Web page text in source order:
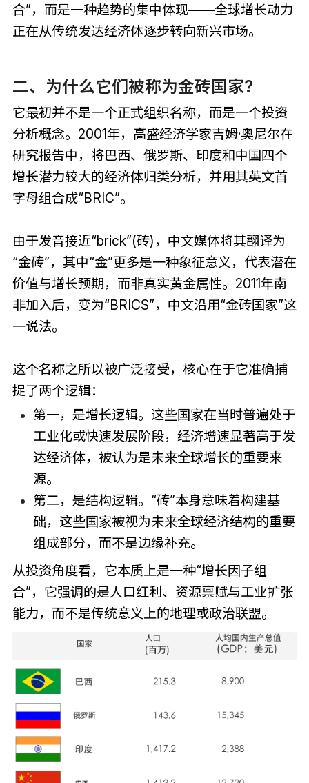
合”，而是一种趋势的集中体现——全球增长动力
正在从传统发达经济体逐步转向新兴市场。
二、为什么它们被称为金砖国家?
它最初并不是一个正式组织名称，而是一个投资
分析概念。2001年，高盛经济学家吉姆·奥尼尔在
研究报告中，将巴西、俄罗斯、印度和中国四个
增长潜力较大的经济体归类分析，并用其英文首
字母组合成“BRIC”。
由于发音接近“brick”(砖)，中文媒体将其翻译为
“金砖”，其中“金”更多是一种象征意义，代表潜在
价值与增长预期，而非真实黄金属性。2011年南
非加入后，变为“BRICS”，中文沿用“金砖国家”这
一说法。
这个名称之所以被广泛接受，核心在于它准确捕
捉了两个逻辑：
第一，是增长逻辑。这些国家在当时普遍处于
工业化或快速发展阶段，经济增速显著高于发
达经济体，被认为是未来全球增长的重要来
源。
第二，是结构逻辑。“砖”本身意味着构建基
础，这些国家被视为未来全球经济结构的重要
组成部分，而不是边缘补充。
从投资角度看，它本质上是一种“增长因子组
合”，它强调的是人口红利、资源禀赋与工业扩张
能力，而不是传统意义上的地理或政治联盟。